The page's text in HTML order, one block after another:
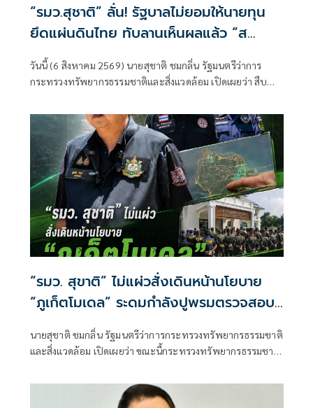
“รมว.สุชาติ” ลั่น! รัฐบาลไม่ยอมให้นายทุน
ยึดแผ่นดินไทย ทับลานเห็นผลแล้ว “ส
ตาร์เวลล์ การ์เด้นโฮม” รื้อเองคืบ 40%
เตือนผู้ฝ่าฝืนเจอมาตรการทางกฎหมาย
วันนี้ (6 สิงหาคม 2569) นายสุชาติ ชมกลิ่น รัฐมนตรีว่าการ
กระทรวงทรัพยากรธรรมชาติและสิ่งแวดล้อม เปิดเผยว่า สืบ
นครราชสีมา
“รมว. สุขาติ” ไม่แผ่วสั่งเดินหน้านโยบาย
“ภูเก็ตโมเดล” ระดมกำลังปูพรมตรวจสอบ
พื้นที่ทั้งเกาะภูเก็ต อีก 40 จุด พร้อมเร่ง
ผลักดันประกาศป่านันทนาการหาดนุ้ย ภูเก็ต
นายสุชาติ ชมกลิ่น รัฐมนตรีว่าการกระทรวงทรัพยากรธรรมชาติ
และสิ่งแวดล้อม เปิดเผยว่า ขณะนี้กระทรวงทรัพยากรธรรมชาติ